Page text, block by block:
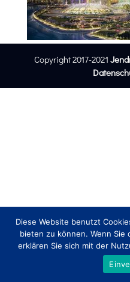
Copyright 2017-2021
Diese Website benutzt
bieten zu können. Wenn
erklären Sie sich mit der